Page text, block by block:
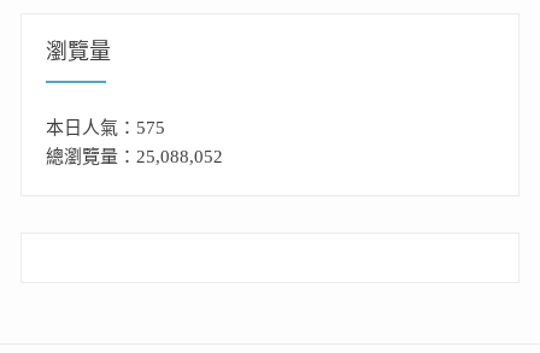
瀏覽量
本日人氣：575
總瀏覽量：25,088,052